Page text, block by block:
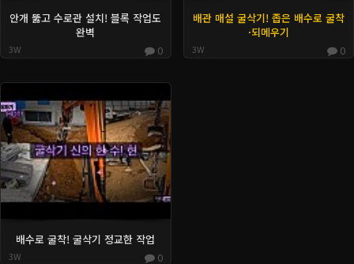
안개 뚫고 수로관 설치! 블록 작업도
완벽
3W 0
배관 매설 굴삭기! 좁은 배수로 굴착
·되메우기
3W 0
배수로 굴착! 굴삭기 정교한 작업
3W 0